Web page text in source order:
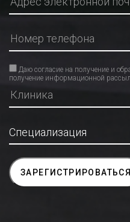
Даю согласие на получение и
получение информационной